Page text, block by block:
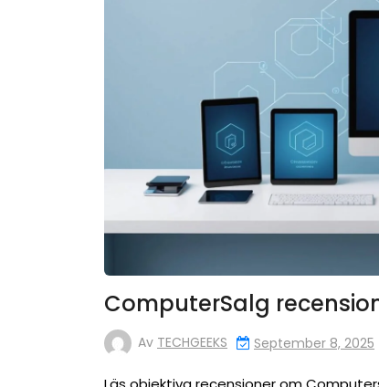
ComputerSalg
Av TECHGEEKS September 8, 2025